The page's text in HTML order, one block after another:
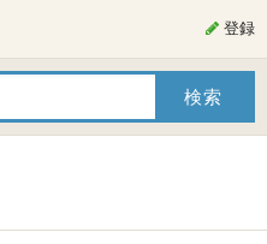
登録